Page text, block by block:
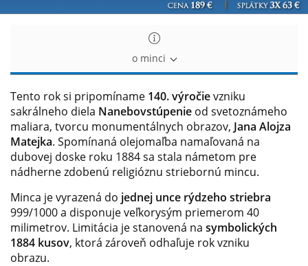
o minci
Tento rok si pripomíname 140. výročievzniku
sakrálneho diela Nanebovstúpenie od svetoznámeho
maliara, tvorcu monumentálnych obrazov, Jana Alojza
Matejka. Spomínaná olejomaľba namaľovaná na
dubovej doske roku 1884 sa stala námetom pre
nádherne zdobenú religióznu striebornú mincu.
Minca je vyrazená do jednej unce rýdzeho striebra
999/1000 a disponuje veľkorysým priemerom 40
milimetrov. Limitácia je stanovená na symbolických
1884 kusov, ktorá zároveň odhaľuje rok vzniku
obrazu.